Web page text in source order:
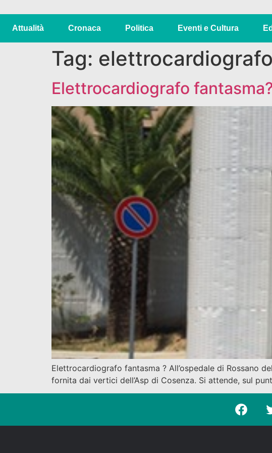
Attualità Cronaca Politica Eventi e Cultura
Tag: elettrocardiografo
Elettrocardiografo
Elettrocardiografo fantasma ? All’ospedale di Rossano
fornita dai vertici dell’Asp di Cosenza. Si attende, sul